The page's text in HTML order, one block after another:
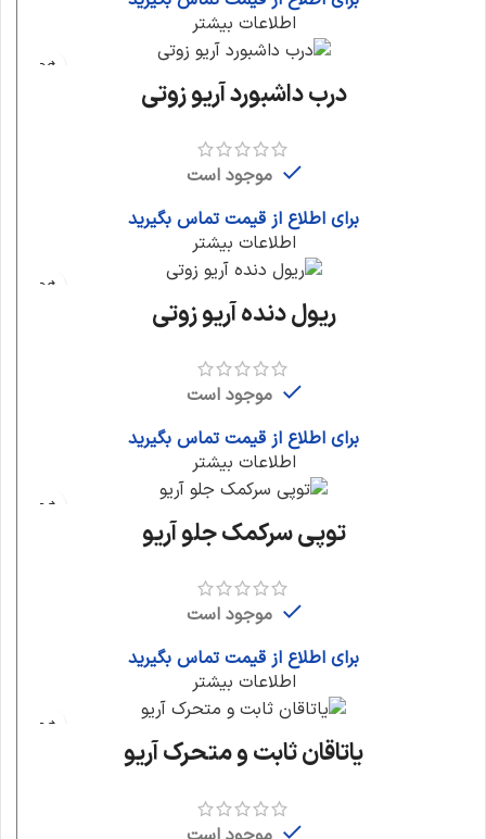
اطلاعات بیشتر
درب داشبورد آریو زوتی
موجود است
برای اطلاع از قیمت تماس بگیرید
اطلاعات بیشتر
ریول دنده آریو زوتی
موجود است
برای اطلاع از قیمت تماس بگیرید
اطلاعات بیشتر
توپی سرکمک جلو آریو
موجود است
برای اطلاع از قیمت تماس بگیرید
اطلاعات بیشتر
یاتاقان ثابت و متحرک آریو